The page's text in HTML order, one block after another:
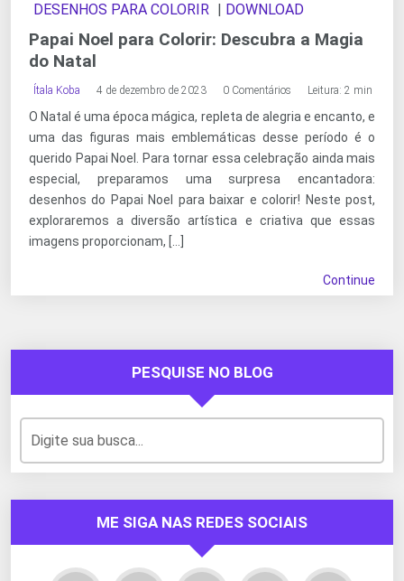
DESENHOS PARA COLORIR DOWNLOAD
Papai Noel para Colorir: Descubra a Magia
do Natal
Ítala Koba 4 de dezembro de 2023 0 Comentários Leitura: 2 min
O Natal é uma época mágica, repleta de alegria e encanto, e
uma das figuras mais emblemáticas desse período é o
querido Papai Noel. Para tornar essa celebração ainda mais
especial, preparamos uma surpresa encantadora:
desenhos do Papai Noel para baixar e colorir! Neste post,
exploraremos a diversão artística e criativa que essas
imagens proporcionam, […]
Continue
PESQUISE NO BLOG
ME SIGA NAS REDES SOCIAIS